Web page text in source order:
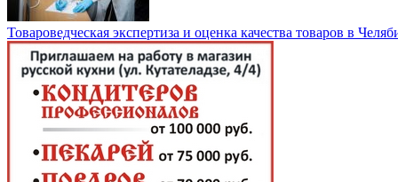
Товароведческая экспертиза и оценка качества товаров в